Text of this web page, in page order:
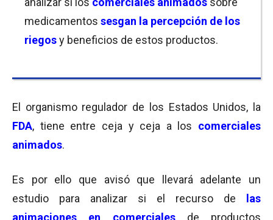
medicamentos sesgan la percepción de los
riegosy beneficios de estos productos.
El organismo regulador de los Estados Unidos, la
FDA, tiene entre ceja y ceja a los comerciales
animados.
Es por ello que avisó que llevará adelante un
estudio para analizar si el recurso de
las
animaciones en comercialesde productos